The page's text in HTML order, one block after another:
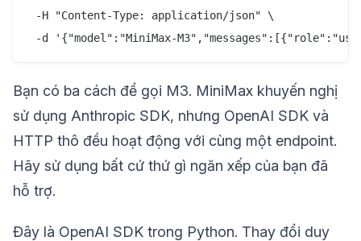
-H "Content-Type: application/json" \
Bạn có ba cách để gọi M3. MiniMax khuyến nghị
sử dụng Anthropic SDK, nhưng OpenAI SDK và
HTTP thô đều hoạt động với cùng một endpoint.
Hãy sử dụng bất cứ thứ gì ngăn xếp của bạn đã
hỗ trợ.
Đây là OpenAI SDK trong Python. Thay đổi duy